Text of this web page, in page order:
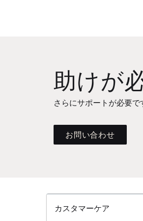
助けが
さらにサポートが必要で
お問い合わせ
カスタマーケア